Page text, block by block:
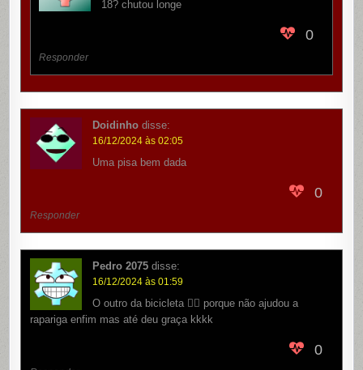
18? chutou longe
0
Responder
Doidinho disse:
16/12/2024 às 02:05
Uma pisa bem dada
0
Responder
Pedro 2075 disse:
16/12/2024 às 01:59
O outro da bicicleta 🚴‍♂️ porque não ajudou a
rapariga enfim mas até deu graça kkkk
0